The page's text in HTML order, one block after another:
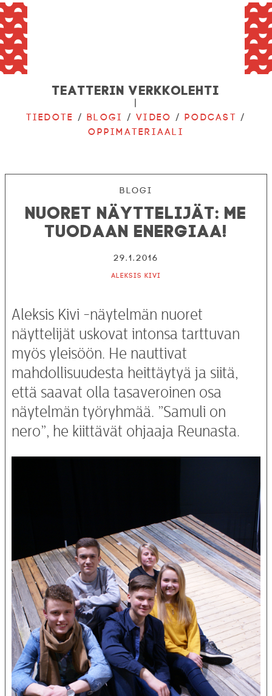
Teatterin verkkolehti
|
Tiedote /Blogi /Video /Podcast /
Oppimateriaali
Blogi
Nuoret näyttelijät: Me
tuodaan energiaa!
29.1.2016
Aleksis Kivi
Aleksis Kivi -näytelmän nuoret
näyttelijät uskovat intonsa tarttuvan
myös yleisöön. He nauttivat
mahdollisuudesta heittäytyä ja siitä,
että saavat olla tasaveroinen osa
näytelmän työryhmää. ”Samuli on
nero”, he kiittävät ohjaaja Reunasta.